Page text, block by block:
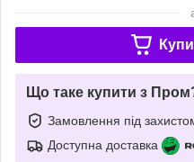
Що таке купити з
Замовлення під
Доступна доставка